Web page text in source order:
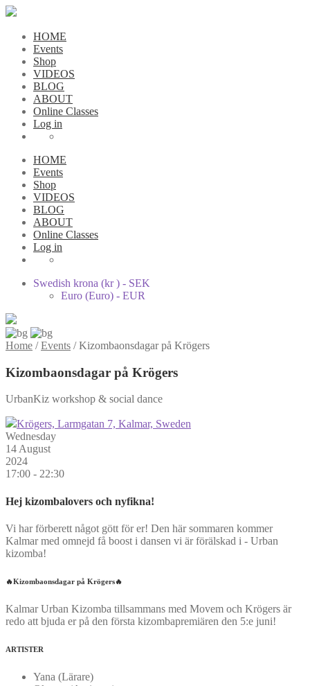
HOME
Events
Shop
VIDEOS
BLOG
ABOUT
Online Classes
Log in
HOME
Events
Shop
VIDEOS
BLOG
ABOUT
Online Classes
Log in
Swedish krona (kr ) - SEK
Euro (Euro) - EUR
Home /Events /Kizombaonsdagar på Krögers
Kizombaonsdagar på Krögers
UrbanKiz workshop & social dance
Krögers, Larmgatan 7, Kalmar, Sweden
Wednesday
14 August
2024
17:00 - 22:30
Hej kizombalovers och nyfikna!
Vi har förberett något gött för er! Den här sommaren kommer
Kalmar med omnejd få boost i dansen vi är förälskad i - Urban
kizomba!
🔥Kizombaonsdagar på Krögers🔥
Kalmar Urban Kizomba tillsammans med Movem och Krögers är
redo att bjuda er på den första kizombapremiären den 5:e juni!
ARTISTER
Yana (Lärare)